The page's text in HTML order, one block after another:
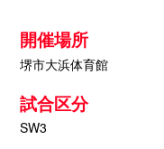
開催場所
堺市大浜体育館
試合区分
SW3